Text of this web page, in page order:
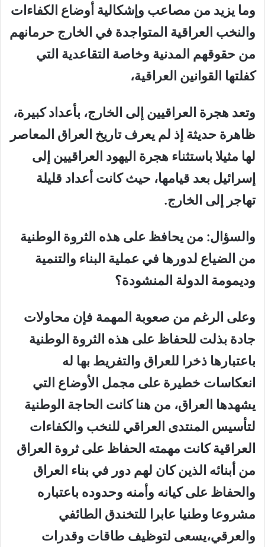
وما يزيد من مصاعب وإشكالية أوضاع الكفاءات
والنخب العراقية المتواجدة في الخارج حرمانهم
من حقوقهم المدنية وخاصة التقاعدية التي
كفلتها القوانين العراقية،
وتعد هجرة العراقيين إلى الخارج، بأعداد كبيرة،
ظاهرة حديثة إذ لم يعرف تاريخ العراق المعاصر
لها مثيلا باستثناء هجرة اليهود العراقيين إلى
إسرائيل بعد قيامها، حيث كانت أعداد قليلة
تهاجر إلى الخارج.
والسؤال: من يحافظ على هذه الثروة الوطنية
من الضياع لدورها في عملية البناء والتنمية
وديمومة الدولة المنشودة؟
وعلى الرغم من صعوبة المهمة فإن محاولات
جادة بذلت للحفاظ على هذه الثروة الوطنية
باعتبارها ذخرا للعراق والتفريط بها له
انعكاسات خطيرة على مجمل الأوضاع التي
يشهدها العراق، من هنا كانت الحاجة الوطنية
لتأسيس المنتدى العراقي للنخب والكفاءات
العراقية كانت مهمته الحفاظ على ثروة العراق
من أبنائه الذين كان لهم دور في بناء العراق
والحفاظ على كيانه وأمنه وحدوده باعتباره
مشروعا وطنيا عابرا للتخندق الطائفي
والعرقي،يسعى لتوظيف طاقات وقدرات